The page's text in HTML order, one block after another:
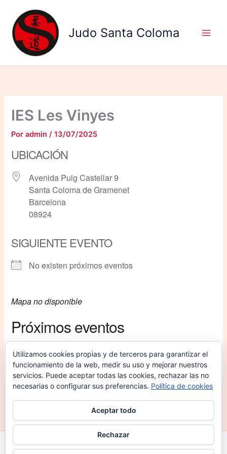
contenido
Judo Santa Coloma
IES Les Vinyes
Poradmin/13/07/2025
UBICACIÓN
Avenida Puig Castellar 9
Santa Coloma de Gramenet
Barcelona
08924
SIGUIENTE EVENTO
No existen próximos eventos
Mapa no disponible
Próximos eventos
No hay eventos en esta ubicación
Todos los derechos © 2026 Judo Santa Coloma | Funciona
Utilizamos cookies propias y de terceros para garantizar el
funcionamiento de la web, medir su uso y mejorar nuestros
servicios. Puede aceptar todas las cookies, rechazar las no
necesarias o configurar sus preferencias. Política de cookies
Aceptar todo
Rechazar